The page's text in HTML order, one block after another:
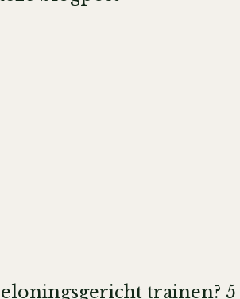
trainen?